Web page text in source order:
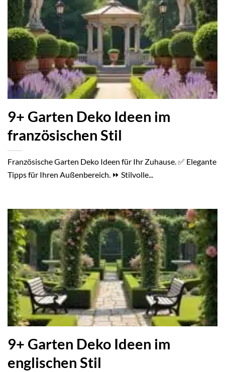
9+ Garten Deko Ideen im
französischen Stil
Französische Garten Deko Ideen für Ihr Zuhause. ✅ Elegante
Tipps für Ihren Außenbereich. ⏩ Stilvolle...
9+ Garten Deko Ideen im
englischen Stil